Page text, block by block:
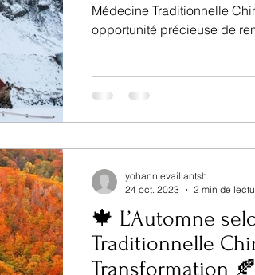
Médecine Traditionnelle
opportunité précieuse de
🍁 L’Automne
Traditionnelle
Transformation
yohannlevaillantsh
24 oct. 2023
2 min de